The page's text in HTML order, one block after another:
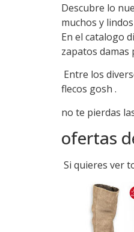
Descubre lo
muchos y
En el catalogo
zapatos
Entre los
flecos gosh .
no te pierdas
ofertas
Si quieres ver